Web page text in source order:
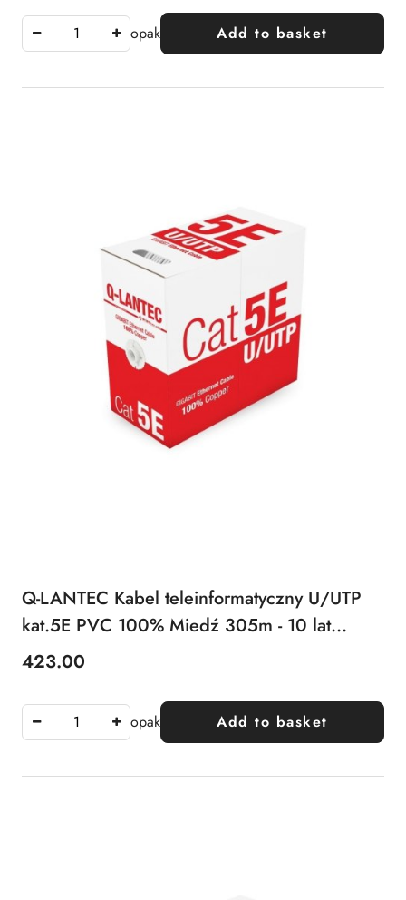
opak Add to basket
Q-LANTEC Kabel teleinformatyczny U/UTP
kat.5E PVC 100% Miedź 305m - 10 lat
gwarancji
Price:
423.00
opak Add to basket